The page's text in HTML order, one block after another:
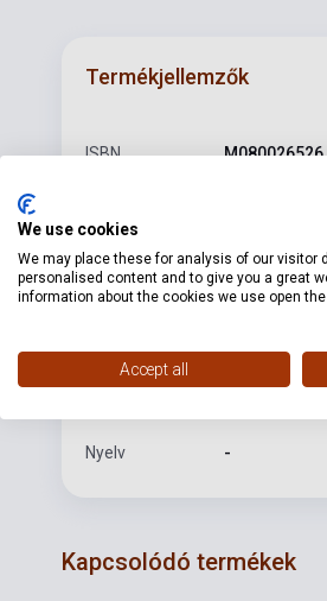
Termékjellemzők
ISBN M080026526
Oldalszám
Kötés Puhakötés
Kiadási év
Nyelv -
Kapcsolódó termékek
We use cookies
We may place these for analysis of our visitor
personalised content and to give you a great
information about the cookies we use open
Accept all